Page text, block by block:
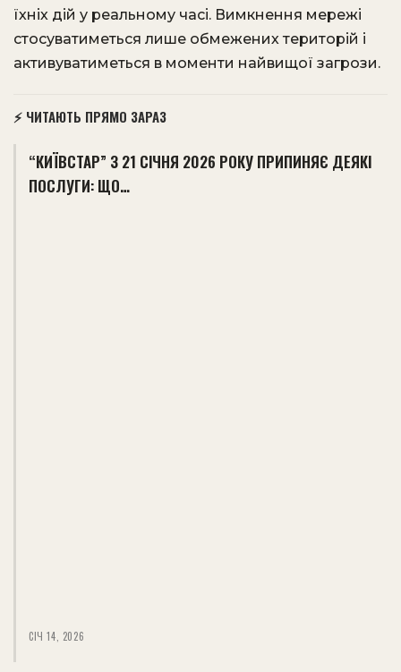
їхніх дій у реальному часі. Вимкнення мережі
стосуватиметься лише обмежених територій і
активуватиметься в моменти найвищої загрози.
⚡ ЧИТАЮТЬ ПРЯМО ЗАРАЗ
“КИЇВСТАР” З 21 СІЧНЯ 2026 РОКУ ПРИПИНЯЄ ДЕЯКІ
ПОСЛУГИ: ЩО…
СІЧ 14, 2026